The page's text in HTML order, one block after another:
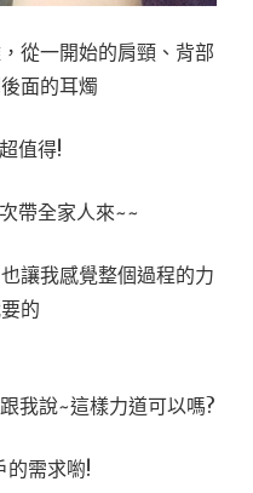
從一開始的肩頸、背部
面的耳燭
值得!
帶全家人來~~
讓我感覺整個過程的力
的
我說~這樣力道可以嗎?
的需求喲!